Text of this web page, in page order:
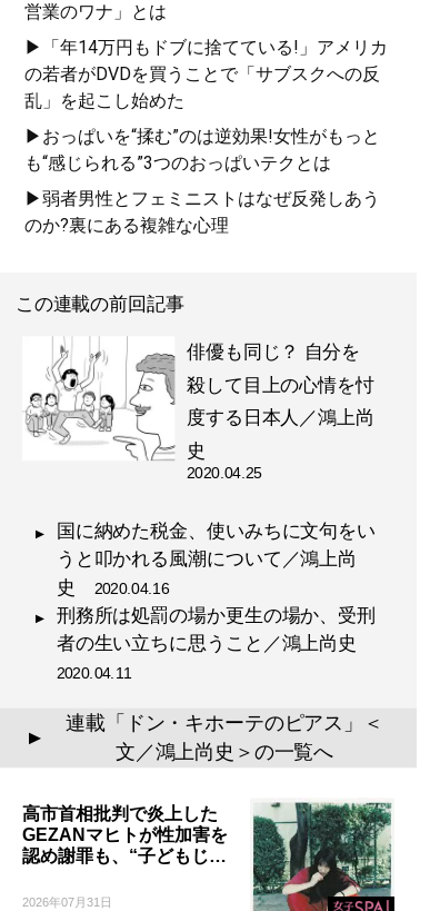
営業のワナ」とは
▶「年14万円もドブに捨てている!」アメリカ
の若者がDVDを買うことで「サブスクへの反
乱」を起こし始めた
▶おっぱいを“揉む”のは逆効果!女性がもっと
も“感じられる”3つのおっぱいテクとは
▶弱者男性とフェミニストはなぜ反発しあう
のか?裏にある複雑な心理
この連載の前回記事
俳優も同じ？ 自分を
殺して目上の心情を忖
度する日本人／鴻上尚
史
2020.04.25
国に納めた税金、使いみちに文句をい
うと叩かれる風潮について／鴻上尚
史 2020.04.16
刑務所は処罰の場か更生の場か、受刑
者の生い立ちに思うこと／鴻上尚史
2020.04.11
▲
連載「ドン・キホーテのピアス」＜
文／鴻上尚史＞の一覧へ
高市首相批判で炎上した
GEZANマヒトが性加害を
認め謝罪も、“子どもじ…
2026年07月31日